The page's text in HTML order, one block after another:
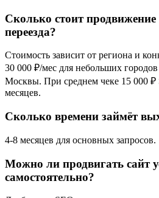
Сколько стоит продвижение
переезда?
Стоимость зависит от региона и
30 000 ₽/мес для небольших
Москвы. При среднем чеке 15 000 ₽
месяцев.
Сколько времени займёт
4-8 месяцев для основных запросов.
Можно ли продвигать сайт
самостоятельно?